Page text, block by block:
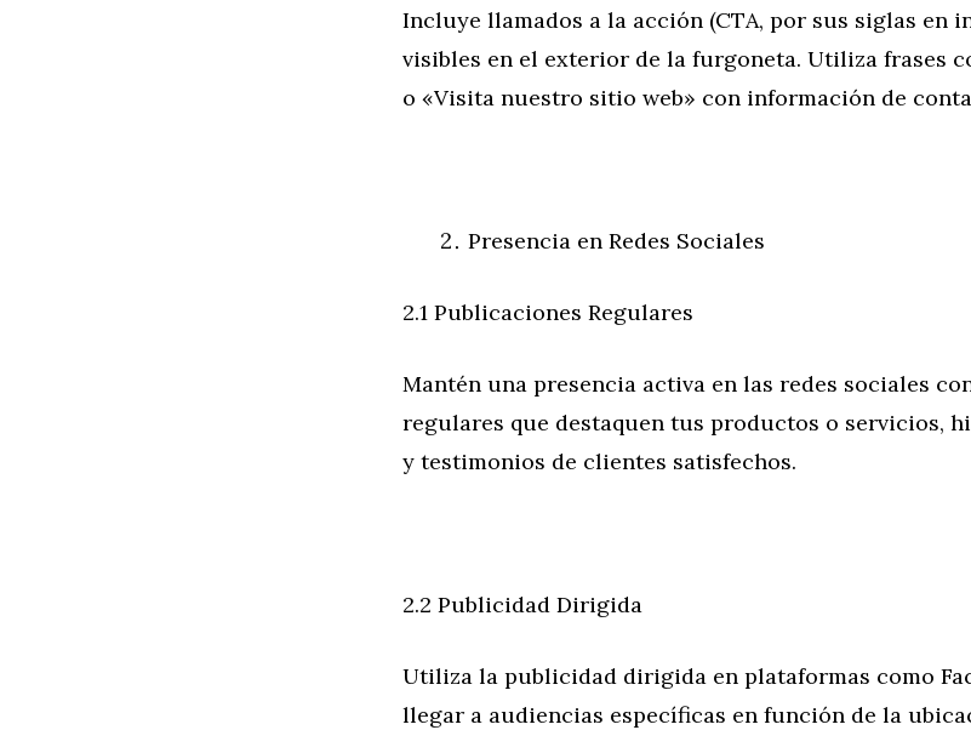
Incluye llamados a la acción (CTA, por sus siglas en
visibles en el exterior de la furgoneta. Utiliza frases
o «Visita nuestro sitio web» con información de
Presencia en Redes Sociales
2.1 Publicaciones Regulares
Mantén una presencia activa en las redes sociales
regulares que destaquen tus productos o servicios,
y testimonios de clientes satisfechos.
2.2 Publicidad Dirigida
Utiliza la publicidad dirigida en plataformas como
llegar a audiencias específicas en función de la